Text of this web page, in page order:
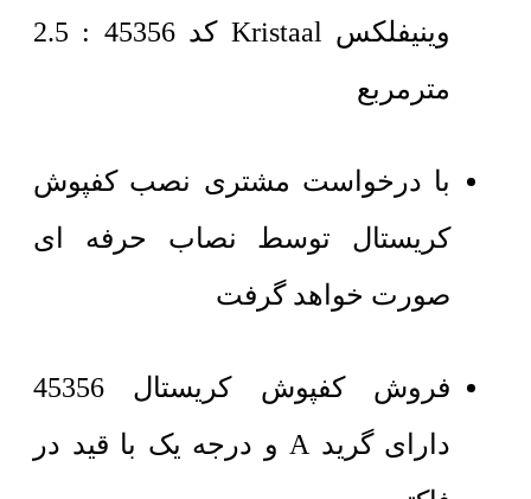
وینیفلکس Kristaal کد 45356 : 2.5
مترمربع
با درخواست مشتری نصب کفپوش
کریستال توسط نصاب حرفه ای
صورت خواهد گرفت
فروش کفپوش کریستال 45356
دارای گرید A و درجه یک با قید در